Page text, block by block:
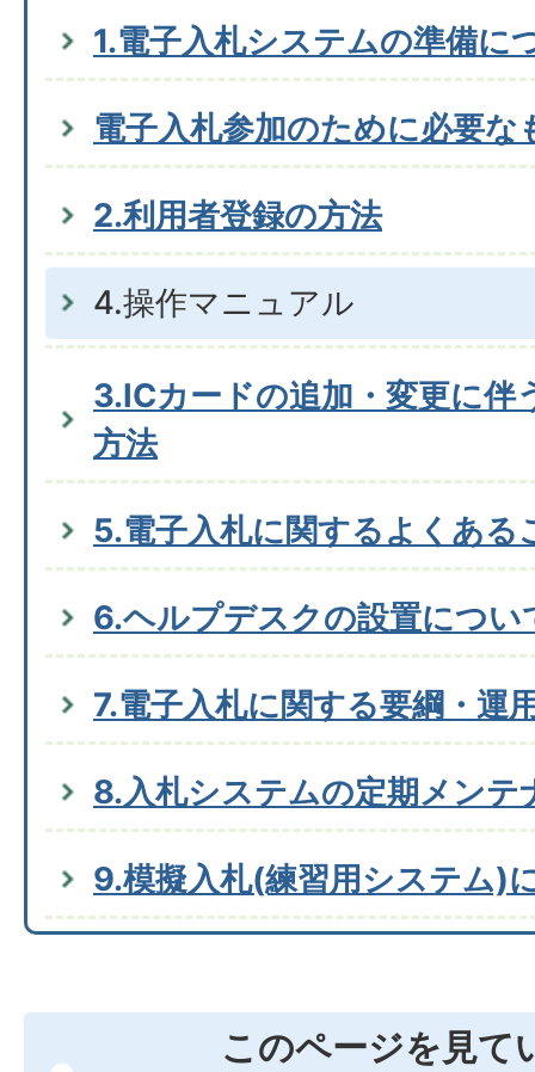
1.電子入札システムの準備に
電子入札参加のために必要な
2.利用者登録の方法
4.操作マニュアル
3.ICカードの追加・変更に伴
方法
5.電子入札に関するよくある
6.ヘルプデスクの設置につい
7.電子入札に関する要綱・運
8.入札システムの定期メンテ
9.模擬入札(練習用システム)
このページを見て